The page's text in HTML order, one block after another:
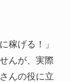
稼げる！」
んが、実際
んの役に立